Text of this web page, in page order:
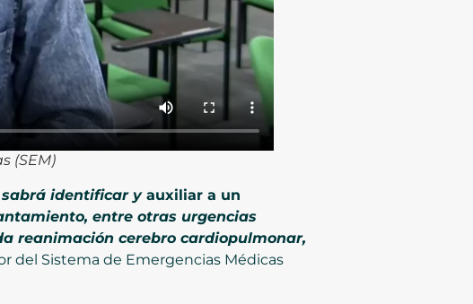
(SEM)
identificar y auxiliar a un
entre otras urgencias
reanimación cerebro cardiopulmonar,
del Sistema de Emergencias Médicas